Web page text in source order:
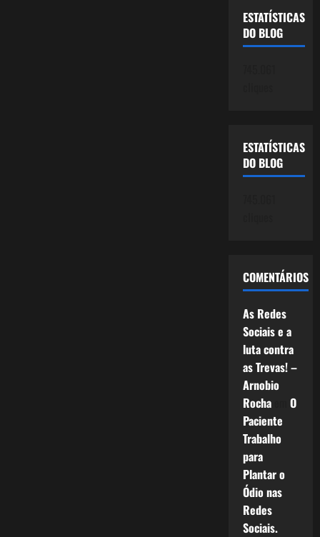
ESTATÍSTICAS
DO BLOG
ESTATÍSTICAS
DO BLOG
COMENTÁRIOS
As Redes
Sociais e a
luta contra
as Trevas! –
Arnobio
Rochaem O
Paciente
Trabalho
para
Plantar o
Ódio nas
Redes
Sociais.